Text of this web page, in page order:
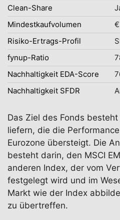
Clean-Share
Mindestkaufvolumen
Risiko-Ertrags-Profil
fynup-Ratio
Nachhaltigkeit EDA-Score
Nachhaltigkeit SFDR
Das Ziel des Fonds
liefern, die die
Eurozone übersteigt. Die
besteht darin, den MSCI
anderen Index, der vom
festgelegt wird und im
Markt wie der Index
zu übertreffen.